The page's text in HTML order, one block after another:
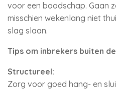
voor een boodschap. Gaan
misschien wekenlang niet
slag slaan.
Tips om inbrekers buiten
Structureel:
Zorg voor goed hang- en